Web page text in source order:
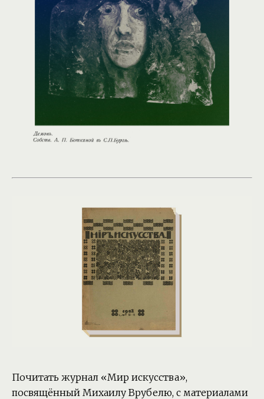
Почитать журнал «Мир искусства»,
посвящённый Михаилу Врубелю, с материалами